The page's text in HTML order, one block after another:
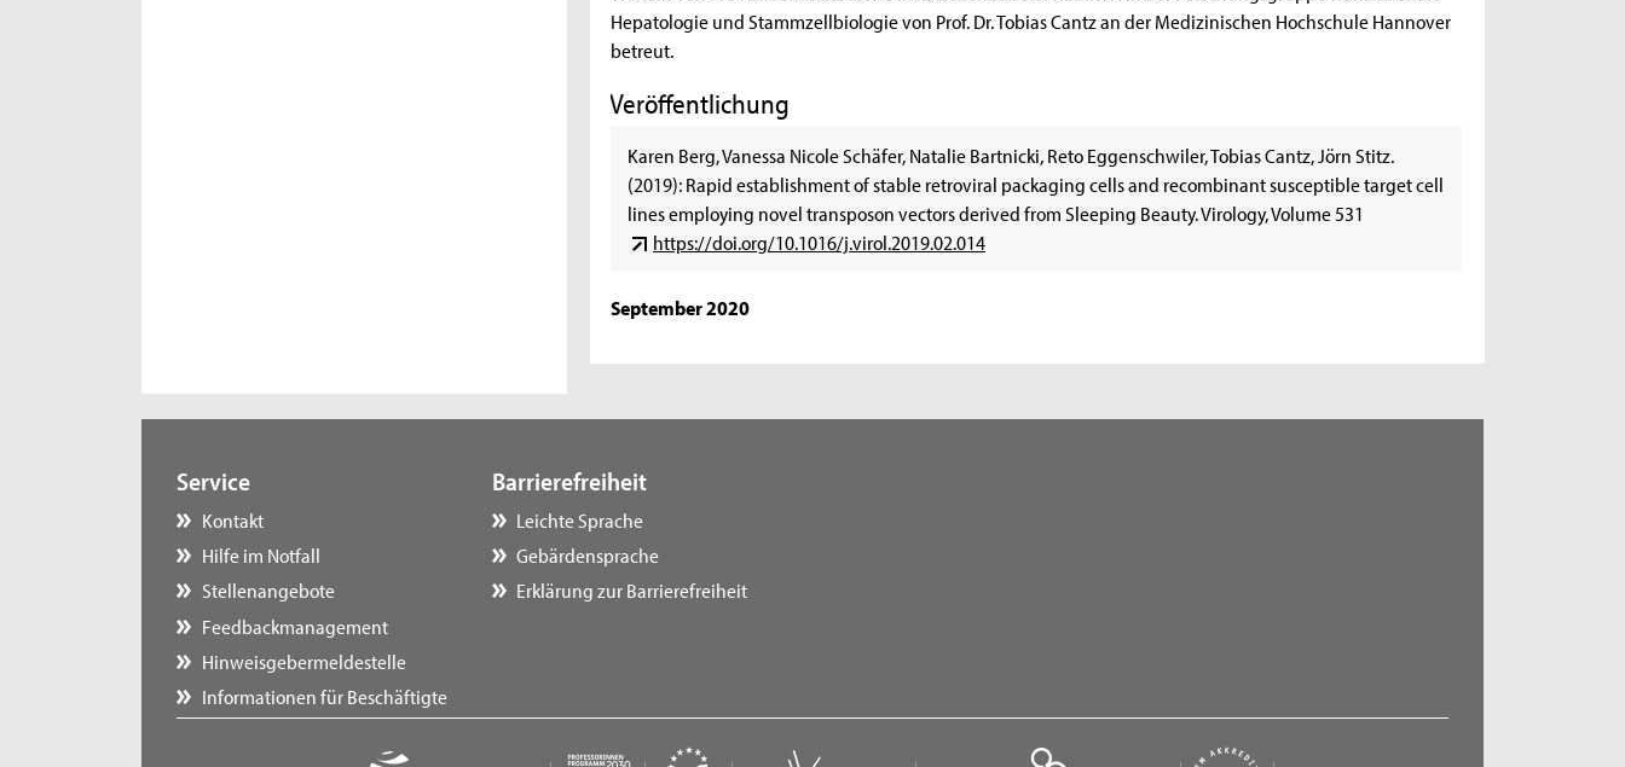
Hepatologie und Stammzellbiologie von Prof. Dr. Tobias Cantz an der Medizinischen Hochschule Hannover
betreut.
Veröffentlichung
Karen Berg, Vanessa Nicole Schäfer, Natalie Bartnicki, Reto Eggenschwiler, Tobias Cantz, Jörn Stitz.
(2019): Rapid establishment of stable retroviral packaging cells and recombinant susceptible target cell
lines employing novel transposon vectors derived from Sleeping Beauty. Virology, Volume 531
https://doi.org/10.1016/j.virol.2019.02.014
September 2020
Service
Kontakt
Hilfe im Notfall
Stellenangebote
Feedbackmanagement
Hinweisgebermeldestelle
Informationen für Beschäftigte
Barrierefreiheit
Leichte Sprache
Gebärdensprache
Erklärung zur Barrierefreiheit